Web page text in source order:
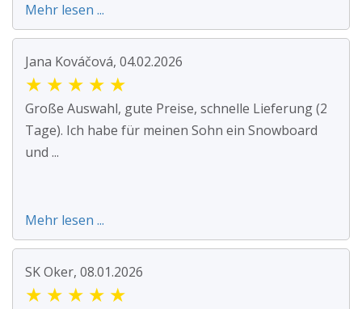
Mehr lesen ...
Jana Kováčová, 04.02.2026
★ ★ ★ ★ ★
Große Auswahl, gute Preise, schnelle Lieferung (2
Tage). Ich habe für meinen Sohn ein Snowboard
und ...
Mehr lesen ...
SK Oker, 08.01.2026
★ ★ ★ ★ ★